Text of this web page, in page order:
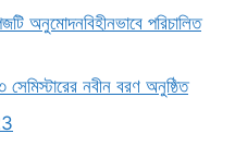
অনুমোদনবিহীনভাবে পরিচালিত
সেমিস্টারের নবীন বরণ অনুষ্ঠিত